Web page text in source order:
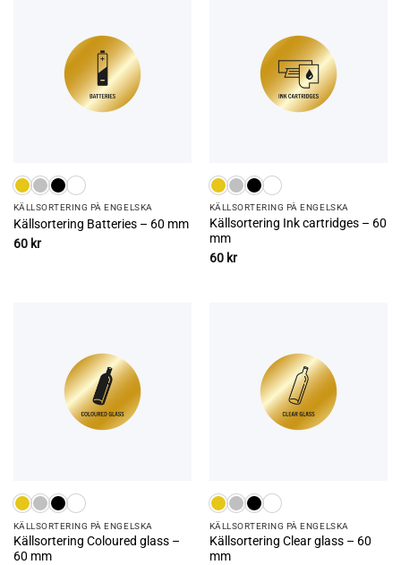
KÄLLSORTERING PÅ ENGELSKA
Källsortering Batteries – 60 mm
60 kr
KÄLLSORTERING PÅ ENGELSKA
Källsortering Ink cartridges – 60
mm
60 kr
KÄLLSORTERING PÅ ENGELSKA
Källsortering Coloured glass –
60 mm
KÄLLSORTERING PÅ ENGELSKA
Källsortering Clear glass – 60
mm